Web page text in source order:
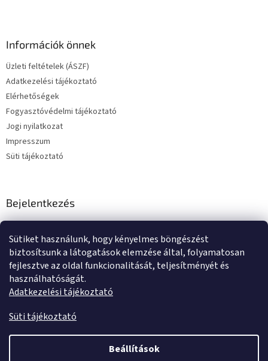
Sütiket használunk, hogy kényelmes böngészést
biztosítsunk a látogatások elemzése által, folyamatosan
fejlesztve az oldal funkcionalitását, teljesítményét és
használhatóságát.
Adatkezelési tájékoztató
Süti tájékoztató
Beállítások
Információk önnek
Üzleti feltételek (ÁSZF)
Adatkezelési tájékoztató
Elérhetőségek
Fogyasztóvédelmi tájékoztató
Jogi nyilatkozat
Impresszum
Süti tájékoztató
Bejelentkezés
E-mail
Jelszó
BEJELENTKEZÉS
Új regisztrációElfelejtett jelszó
Shoptet készítette